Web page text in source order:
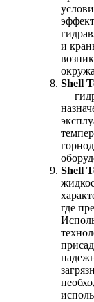
и
Shell
—
Shell
где